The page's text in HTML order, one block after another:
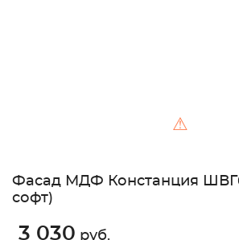
⚠
Фасад МДФ Констанция
софт)
3 030 руб.